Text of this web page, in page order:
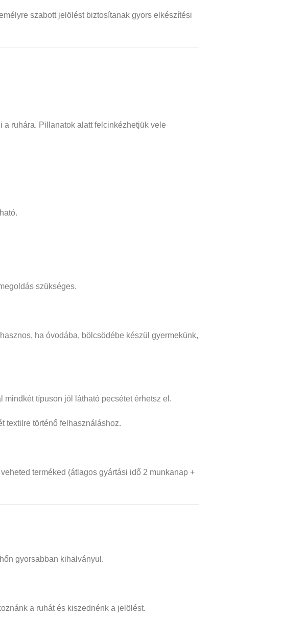
szabott jelölést biztosítanak gyors elkészítési
a ruhára. Pillanatok alattfelcinkézhetjük vele
szükséges.
ha óvodába, bölcsödébe készül gyermekünk,
típuson jól látható pecsétet érhetsz el.
textilre történő felhasználáshoz.
terméked (átlagos gyártási idő 2 munkanap +
gyorsabban kihalványul.
a ruhát és kiszednénk a jelölést.